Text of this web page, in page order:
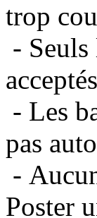
trop
- Seuls
acceptés
- Les
pas
-
Poster